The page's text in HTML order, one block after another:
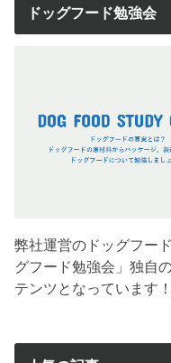
ドッグフード勉強会
弊社運営のドッグフー
グフード勉強会」独自
テンツとなっています！